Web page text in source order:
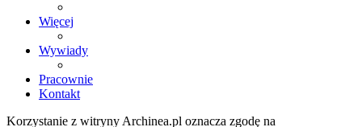
Więcej
Wywiady
Pracownie
Kontakt
Korzystanie z witryny Archinea.pl oznacza zgodę na